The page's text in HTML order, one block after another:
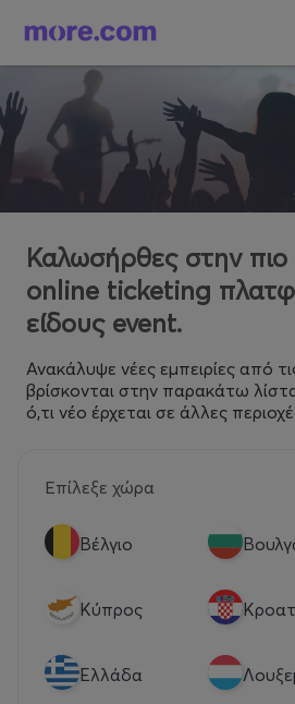
Καλωσήρθες στην
online ticketing
είδους event.
Ανακάλυψε νέες εμπειρίες από
βρίσκονται στην παρακάτω
ό,τι νέο έρχεται σε άλλες
Επίλεξε χώρα
Βέλγιο
Κύπρος
Eλλάδα